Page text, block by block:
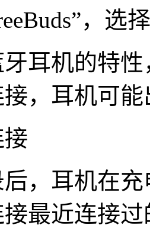
，选
耳机的特
，耳机可
，耳机在
最近连接